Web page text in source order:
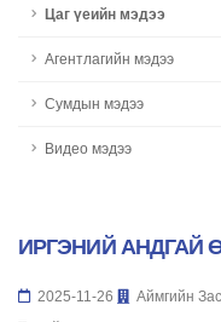
Цаг үеийн мэдээ
Агентлагийн мэдээ
Сумдын мэдээ
Видео мэдээ
ИРГЭНИЙ АНДГАЙ
2025-11-26
Аймгийн